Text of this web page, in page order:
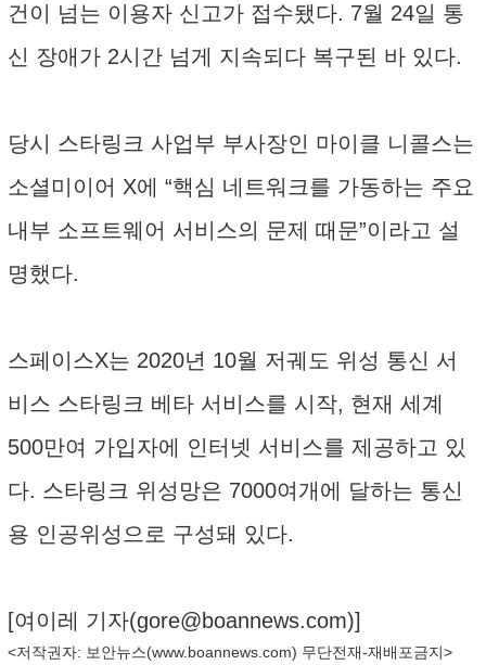
건이 넘는 이용자 신고가 접수됐다. 7월 24일 통
신 장애가 2시간 넘게 지속되다 복구된 바 있다.
당시 스타링크 사업부 부사장인 마이클 니콜스는
소셜미이어 X에 “핵심 네트워크를 가동하는 주요
내부 소프트웨어 서비스의 문제 때문”이라고 설
명했다.
스페이스X는 2020년 10월 저궤도 위성 통신 서
비스 스타링크 베타 서비스를 시작, 현재 세계
500만여 가입자에 인터넷 서비스를 제공하고 있
다. 스타링크 위성망은 7000여개에 달하는 통신
용 인공위성으로 구성돼 있다.
[여이레 기자(gore@boannews.com)]
<저작권자: 보안뉴스(www.boannews.com) 무단전재-재배포금지>